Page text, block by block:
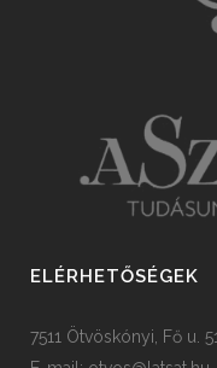
ELÉRHETŐSÉGEK
7511 Ötvöskónyi, Fő u. 51.